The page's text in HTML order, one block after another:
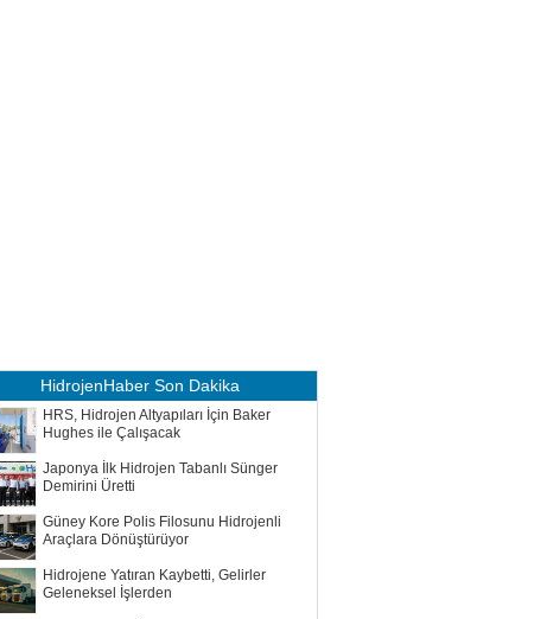
HidrojenHaber Son Dakika
HRS, Hidrojen Altyapıları İçin Baker
Hughes ile Çalışacak
Japonya İlk Hidrojen Tabanlı Sünger
Demirini Üretti
Güney Kore Polis Filosunu Hidrojenli
Araçlara Dönüştürüyor
Hidrojene Yatıran Kaybetti, Gelirler
Geleneksel İşlerden